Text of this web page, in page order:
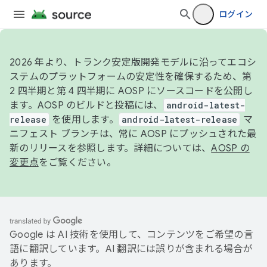
ログイン
2026 年より、トランク安定版開発モデルに沿ってエコシ
ステムのプラットフォームの安定性を確保するため、第
2 四半期と第 4 四半期に AOSP にソースコードを公開し
ます。AOSP のビルドと投稿には、
android-latest-
release
を使用します。 android-latest-release
マ
ニフェスト ブランチは、常に AOSP にプッシュされた最
新のリリースを参照します。詳細については、AOSP の
変更点をご覧ください。
Google は AI 技術を使用して、コンテンツをご希望の言
語に翻訳しています。AI 翻訳には誤りが含まれる場合が
あります。